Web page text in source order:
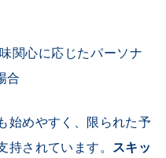
関心に応じたパーソナ
合
始めやすく、限られた予
されています。 スキッ